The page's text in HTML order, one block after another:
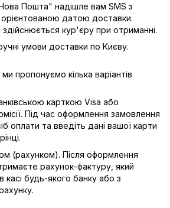
Пошта" надішле вам SMS з
датою доставки.
кур'єру при отриманні.
умови доставки по Києву.
пропонуємо кілька варіантів
карткою Visa або
Під час оформлення замовлення
оплати та введіть дані вашої карти
(рахунком). Після оформлення
рахунок-фактуру, який
будь-якого банку або з